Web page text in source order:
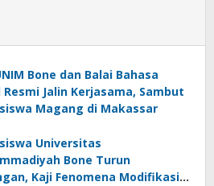
Bone dan Balai Bahasa
Resmi Jalin Kerjasama, Sambut
Magang di Makassar
Universitas
Bone Turun
Kaji Fenomena Modifikasi